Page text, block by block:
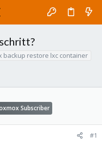
backup restore lxc container
Subscriber
#1